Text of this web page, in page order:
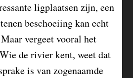
ligplaatsen zijn, een
beschoeiing kan echt
vergeet vooral het
de rivier kent, weet dat
is van zogenaamde